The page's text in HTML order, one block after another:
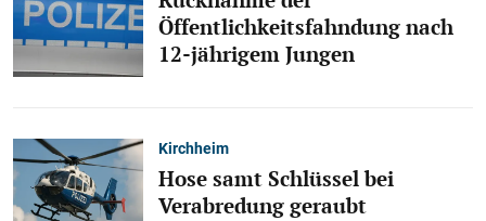
Öffentlichkeitsfahndung nach
12-jährigem Jungen
Kirchheim
Hose samt Schlüssel bei
Verabredung geraubt